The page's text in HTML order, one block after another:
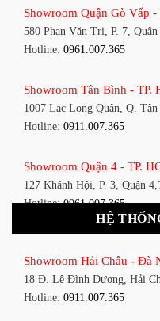
Showroom Quận Gò Vấp -
580 Phan Văn Trị, P. 7,
Hotline: 0961.007.365
Showroom Tân Bình - TP.
1007 Lạc Long Quân, Q.
Hotline: 0911.007.365
Showroom Quận 4 - TP.
127 Khánh Hội, P. 3, Quận
Hotline:0961.007.365
1411 Đường 3/2, P. 16, Quận
Hotline:0911.007.365
HỆ
Showroom Hải Châu - Đà
18 Đ. Lê Đình Dương, Hải
Hotline: 0911.007.365